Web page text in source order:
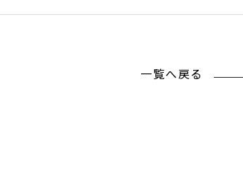
一覧へ戻る